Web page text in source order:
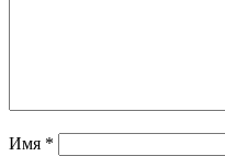
Имя *